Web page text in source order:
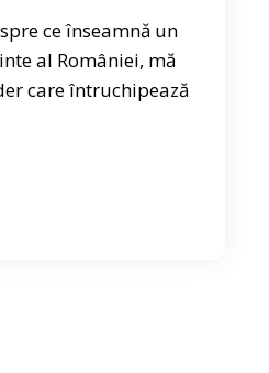
ce înseamnă un
al României, mă
care întruchipează